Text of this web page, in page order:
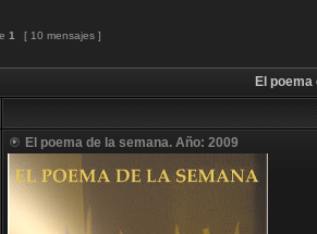
1
[ 10 mensajes ]
El
El poema de la semana. Año: 2009